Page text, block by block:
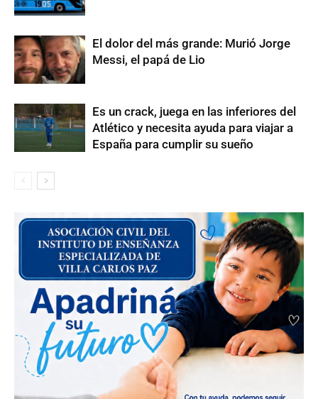
El dolor del más grande: Murió Jorge
Messi, el papá de Lio
Es un crack, juega en las inferiores del
Atlético y necesita ayuda para viajar a
España para cumplir su sueño